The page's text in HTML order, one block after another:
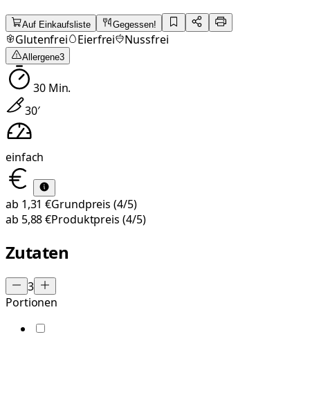
Auf Einkaufsliste Gegessen!
Glutenfrei Eierfrei Nussfrei
Allergene3
30Min.
30′
einfach
ab 1,31 €Grundpreis (4/5)
ab 5,88 €Produktpreis (4/5)
Zutaten
3
Portionen